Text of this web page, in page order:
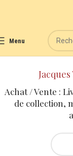
Menu
Achat / Vente :
de collection,